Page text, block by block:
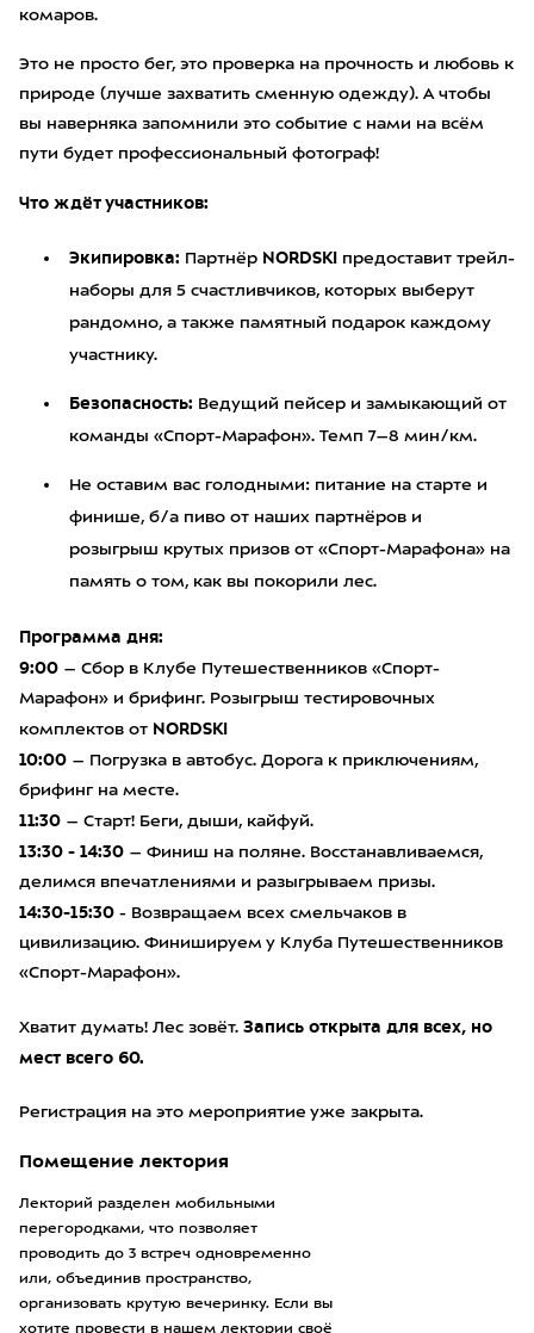
комаров.
Это не просто бег, это проверка на прочность и любовь к
природе (лучше захватить сменную одежду). А чтобы
вы наверняка запомнили это событие с нами на всём
пути будет профессиональный фотограф!
Что ждёт участников:
Экипировка: Партнёр NORDSKI предоставит трейл-
наборы для 5 счастливчиков, которых выберут
рандомно, а также памятный подарок каждому
участнику.
Безопасность: Ведущий пейсер и замыкающий от
команды «Спорт-Марафон». Темп 7–8 мин/км.
Не оставим вас голодными: питание на старте и
финише, б/а пиво от наших партнёров и
розыгрыш крутых призов от «Спорт-Марафона» на
память о том, как вы покорили лес.
Программа дня:
9:00 – Сбор в Клубе Путешественников «Спорт-
Марафон» и брифинг. Розыгрыш тестировочных
комплектов от NORDSKI
10:00 – Погрузка в автобус. Дорога к приключениям,
брифинг на месте.
11:30 – Старт! Беги, дыши, кайфуй.
13:30 - 14:30 – Финиш на поляне. Восстанавливаемся,
делимся впечатлениями и разыгрываем призы.
14:30-15:30 - Возвращаем всех смельчаков в
цивилизацию. Финишируем у Клуба Путешественников
«Спорт-Марафон».
Хватит думать! Лес зовёт. Запись открыта для всех, но
мест всего 60.
Регистрация на это мероприятие уже закрыта.
Помещение лектория
Лекторий разделен мобильными
перегородками, что позволяет
проводить до 3 встреч одновременно
или, объединив пространство,
организовать крутую вечеринку. Если вы
хотите провести в нашем лектории своё